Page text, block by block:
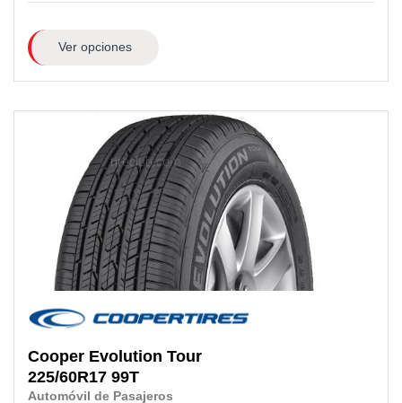
Ver opciones
Cooper Evolution Tour
225/60R17 99T
Automóvil de Pasajeros